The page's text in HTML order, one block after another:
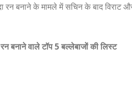
बनाने के मामले में सचिन के बाद विराट और
बनाने वाले टॉप 5 बल्लेबाजों की लिस्ट